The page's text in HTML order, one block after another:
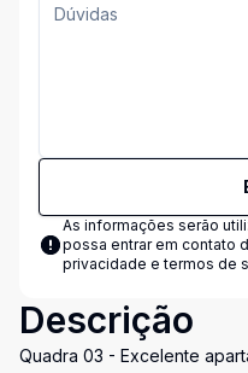
As informações serão
possa entrar em contato
privacidade e termos de
Descrição
Quadra 03 - Excelente